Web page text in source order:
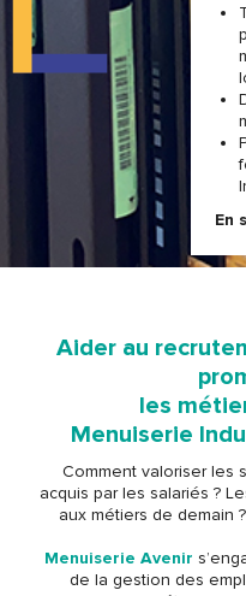
En
Aider au
les
Menuiserie
Comment valoriser les
acquis par les salariés ?
aux métiers de demain
Menuiserie Avenir
de la gestion des